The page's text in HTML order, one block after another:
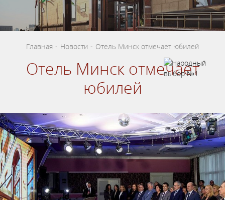
Главная - Новости - Отель Минск отмечает юбилей
Отель Минск отмечает
юбилей